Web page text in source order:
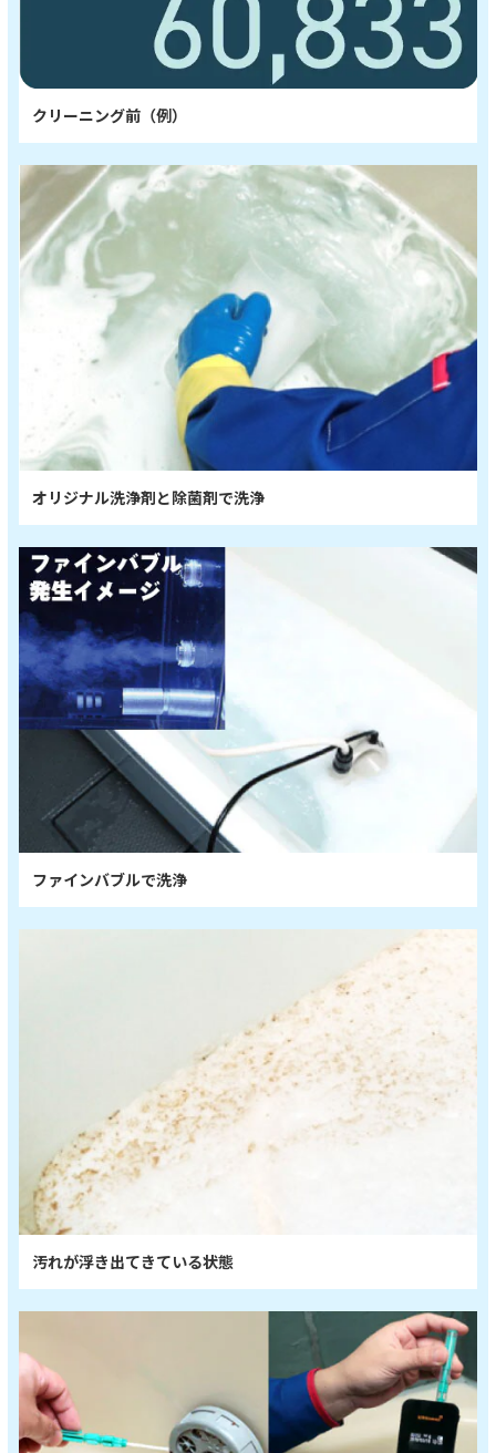
クリーニング前（例）
オリジナル洗浄剤と除菌剤で洗浄
ファインバブルで洗浄
汚れが浮き出てきている状態